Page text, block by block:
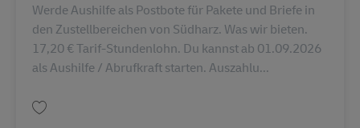
Werde Aushilfe als Postbote für Pakete und Briefe in
den Zustellbereichen von Südharz. Was wir bieten.
17,20 € Tarif-Stundenlohn. Du kannst ab 01.09.2026
als Aushilfe / Abrufkraft starten. Auszahlu...